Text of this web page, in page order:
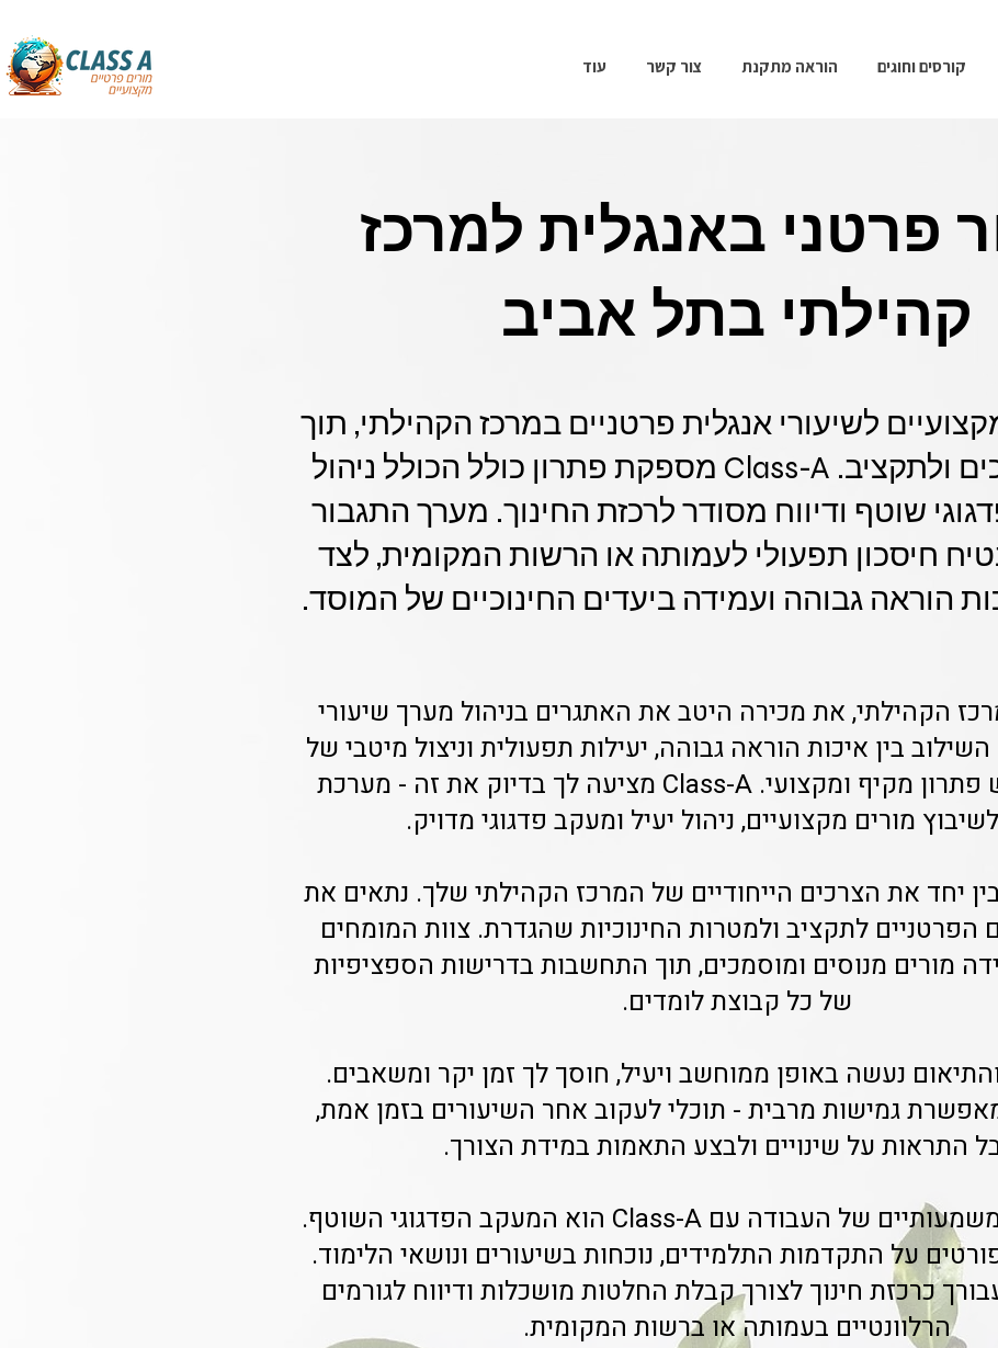
קורסים וחוגים הוראה מתקנת צור קשר עוד
פרטני באנגלית למרכז
קהילתי בתל אביב
לשיעורי אנגלית פרטניים במרכז הקהילתי, תוך
התאמה לצרכים ולתקציב. Class-A מספקת פתרון כולל הכולל ניהול
שוטף ודיווח מסודר לרכזת החינוך. מערך התגבור
חיסכון תפעולי לעמותה או הרשות המקומית, לצד
הוראה גבוהה ועמידה ביעדים החינוכיים של המוסד.
הקהילתי, את מכירה היטב את האתגרים בניהול מערך שיעורי
בין איכות הוראה גבוהה, יעילות תפעולית וניצול מיטבי של
המשאבים דורש פתרון מקיף ומקצועי. Class-A מציעה לך בדיוק את זה - מערכת
מורים מקצועיים, ניהול יעיל ומעקב פדגוגי מדויק.
יחד את הצרכים הייחודיים של המרכז הקהילתי שלך. נתאים את
הפרטניים לתקציב ולמטרות החינוכיות שהגדרת. צוות המומחים
מורים מנוסים ומוסמכים, תוך התחשבות בדרישות הספציפיות
של כל קבוצת לומדים.
נעשה באופן ממוחשב ויעיל, חוסך לך זמן יקר ומשאבים.
גמישות מרבית - תוכלי לעקוב אחר השיעורים בזמן אמת,
התראות על שינויים ולבצע התאמות במידת הצורך.
אחד היתרונות המשמעותיים של העבודה עם Class-A הוא המעקב הפדגוגי השוטף.
על התקדמות התלמידים, נוכחות בשיעורים ונושאי הלימוד.
כרכזת חינוך לצורך קבלת החלטות מושכלות ודיווח לגורמים
הרלוונטיים בעמותה או ברשות המקומית.